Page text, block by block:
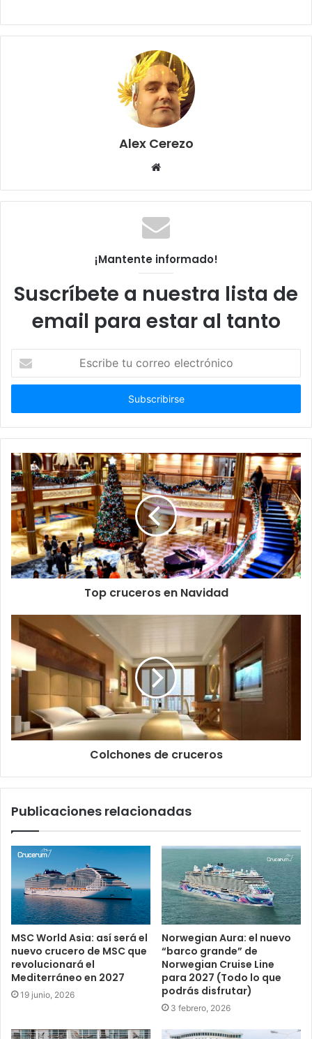
Alex Cerezo
Sitio
¡Mantente informado!
Suscríbete a nuestra lista de
email para estar al tanto
correo
Top cruceros en Navidad
Colchones de cruceros
Publicaciones relacionadas
MSC World Asia: así será el
nuevo crucero de MSC que
revolucionará el
Mediterráneo en 2027
19 junio, 2026
Norwegian Aura: el nuevo
“barco grande” de
Norwegian Cruise Line
para 2027 (Todo lo que
podrás disfrutar)
3 febrero, 2026